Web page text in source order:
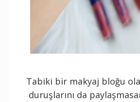
Tabiki bir makyaj bloğu
duruşlarını da